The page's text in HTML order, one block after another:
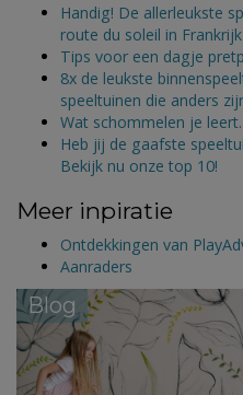
Handig! De allerleukste
route du soleil in Frankrijk
Tips voor een dagje
8x de leukste
speeltuinen die anders
Wat schommelen je
Heb jij de gaafste
Bekijk nu onze top 10!
Meer inpiratie
Ontdekkingen van
Aanraders
Blog